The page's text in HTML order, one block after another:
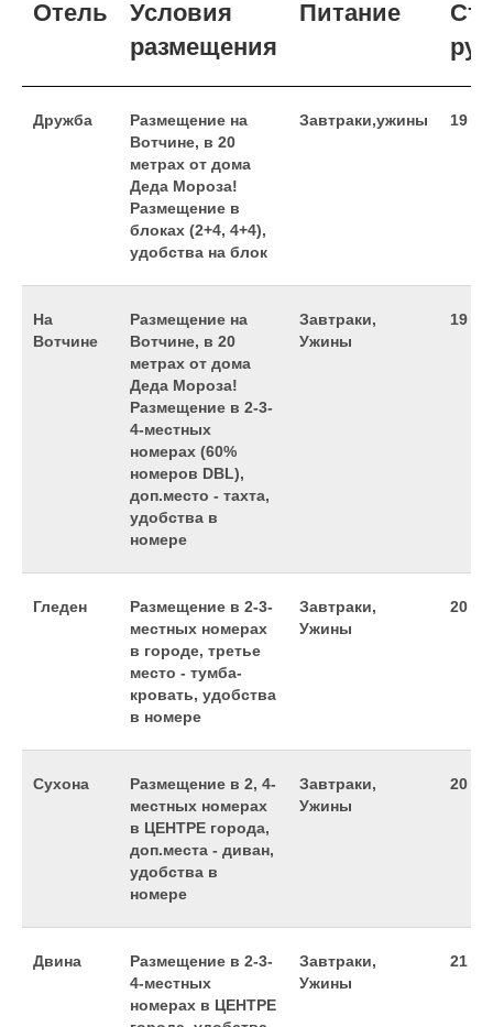
Отель
Условия
размещения
Питание
руб
Дружба
Размещение на
Вотчине, в 20
метрах от дома
Деда Мороза!
Размещение в
блоках (2+4, 4+4),
удобства на блок
Завтраки,ужины 19
На
Вотчине
Размещение на
Вотчине, в 20
метрах от дома
Деда Мороза!
Размещение в 2-3-
4-местных
номерах (60%
номеров DBL),
доп.место - тахта,
удобства в
номере
Завтраки,
Ужины
19
Гледен
Размещение в 2-3-
местных номерах
в городе, третье
место - тумба-
кровать, удобства
в номере
Завтраки,
Ужины
20
Сухона
Размещение в 2, 4-
местных номерах
в ЦЕНТРЕ города,
доп.места - диван,
удобства в
номере
Завтраки,
Ужины
20
Двина
Размещение в 2-3-
4-местных
номерах в ЦЕНТРЕ
Завтраки,
Ужины
21